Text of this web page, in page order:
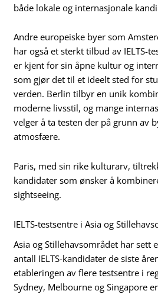
både lokale og internasjonale
Andre europeiske byer som
har også et sterkt tilbud av IELTS-
er kjent for sin åpne kultur og
som gjør det til et ideelt sted for
verden. Berlin tilbyr en unik
moderne livsstil, og mange
velger å ta testen der på grunn av
atmosfære.
Paris, med sin rike kulturarv,
kandidater som ønsker å
sightseeing.
IELTS-testsentre i Asia og
Asia og Stillehavsområdet har sett
antall IELTS-kandidater de siste
etableringen av flere testsentre i
Sydney, Melbourne og Singapore